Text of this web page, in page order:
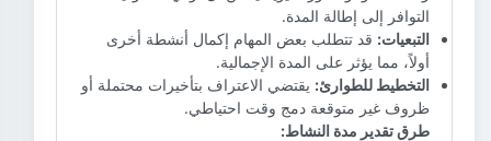
التوافر إلى إطالة المدة.
التبعيات: قد تتطلب بعض المهام إكمال أنشطة أخرى
أولاً، مما يؤثر على المدة الإجمالية.
التخطيط للطوارئ: يقتضي الاعتراف بتأخيرات محتملة أو
ظروف غير متوقعة دمج وقت احتياطي.
طرق تقدير مدة النشاط: